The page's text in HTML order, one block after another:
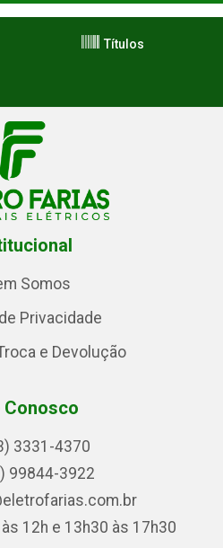
Títulos
Somos
Privacidade
e Devolução
Conosco
3331-4370
99844-3922
12h e 13h30 às 17h30